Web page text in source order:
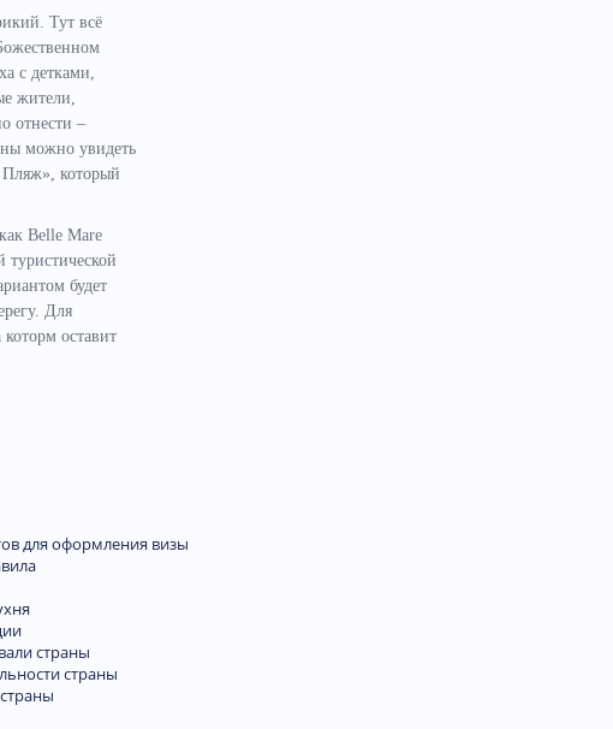
Тут всё
с детками,
жители,
отнести –
можно увидеть
который
Belle Mare
будет
Для
оставит
для оформления визы
страны
страны